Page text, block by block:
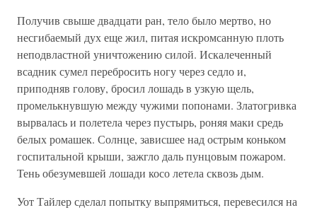
Получив свыше двадцати ран, тело было мертво, но
несгибаемый дух еще жил, питая искромсанную плоть
неподвластной уничтожению силой. Искалеченный
всадник сумел перебросить ногу через седло и,
приподняв голову, бросил лошадь в узкую щель,
промелькнувшую между чужими попонами. Златогривка
вырвалась и полетела через пустырь, роняя маки средь
белых ромашек. Солнце, зависшее над острым коньком
госпитальной крыши, зажгло даль пунцовым пожаром.
Тень обезумевшей лошади косо летела сквозь дым.
Уот Тайлер сделал попытку выпрямиться, перевесился на